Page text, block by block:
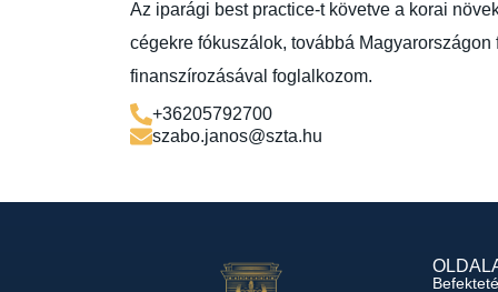
Az iparági best practice-t követve a korai
cégekre fókuszálok, továbbá
finanszírozásával foglalkozom.
+36205792700
szabo.janos@szta.hu